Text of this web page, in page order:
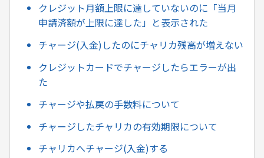
クレジット月額上限に達していないのに「当月
申請済額が上限に達した」と表示された
チャージ(入金)したのにチャリカ残高が増えない
クレジットカードでチャージしたらエラーが出
た
チャージや払戻の手数料について
チャージしたチャリカの有効期限について
チャリカへチャージ(入金)する